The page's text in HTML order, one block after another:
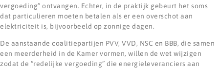
vergoeding” ontvangen. Echter, in de praktijk gebeurt het soms
dat particulieren moeten betalen als er een overschot aan
elektriciteit is, bijvoorbeeld op zonnige dagen.
De aanstaande coalitiepartijen PVV, VVD, NSC en BBB, die samen
een meerderheid in de Kamer vormen, willen de wet wijzigen
zodat de “redelijke vergoeding” die energieleveranciers aan